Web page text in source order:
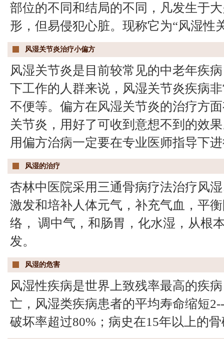
部位的不同和结局的不同，凡发生于
形，但易侵犯心脏。现称它为“风湿性
风湿关节炎治疗小偏方
风湿关节炎是目前较常见的中老年疾
下工作的人群来说，风湿关节炎疾病
不便等。偏方在风湿关节炎的治疗方
关节炎，用好了可收到意想不到的效
用偏方治病一定要在专业医师指导下
风湿的治疗
杏林中医院采用三通骨病疗法治疗风
激发和培补人体元气，补充气血，平
络， 调中气，和肠胃，化水湿，从根
发。
风湿的危害
风湿性疾病是世界上致残率最高的疾
亡，风湿类疾病患者的平均寿命缩短
破坏率超过80%；病史在15年以上的